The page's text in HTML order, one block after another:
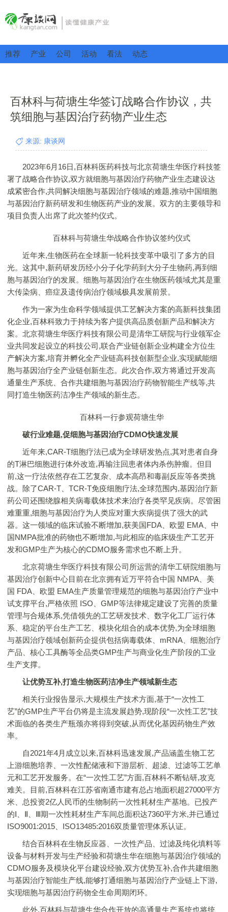
推荐 产业 公司 活动 看法 动态
百林科与荷塘生华签订战略合作协议，共
筑细胞与基因治疗药物产业生态
来源: 康谈网
2023年6月16日,百林科医药科技与北京荷塘生华医疗科技签
署了战略合作协议,双方就细胞与基因治疗药物产业生态建设达
成紧密合作,共同解决细胞与基因治疗领域的难题,推动中国细胞
与基因治疗新药研发和生物医药产业的发展。双方的主要领导和
项目负责人出席了此次签约仪式。
百林科与荷塘生华战略合作协议签约仪式
近年来,生物医药在全球新一轮科技变革中吸引了多方的目
光。这其中,新药研发历经小分子化学药到大分子生物药,再到细
胞与基因治疗的发展。细胞与基因治疗在生物医药领域尤其是重
大传染病、癌症及遗传病治疗领域极具发展前景。
作为一家为生命科学领域提供工艺解决方案的高新科技集团
化企业,百林科致力于持续为客户提供高品质创新产品和解决方
案。北京荷塘生华医疗科技有限公司是清华工研院与行业领军企
业共同发起设立的科技公司,联合产业链创新企业构建全方位生
产解决方案,培育并孵化全产业链高科技创新型企业,实现赋能细
胞与基因治疗全产业链创新生态。此次合作,双方将通过开发高
通量生产系统、合作共建细胞与基因治疗药物智能生产线等,共
同打造生物医药洁净生产领域的新生态。
百林科一行参观荷塘生华
破行业难题,促细胞与基因治疗CDMO快速发展
近年来,CAR-T细胞疗法已成为全球研发热点,其对患者自身
的T淋巴细胞进行体外改造,再输注回患者体内杀伤肿瘤。但目
前,这一疗法依然存在工艺复杂、成本高昂和毒副反应等各类挑
战。除了CAR-T、TCR-T免疫细胞疗法,全球范围内,基因治疗新
药公司还围绕腺相关病毒载体技术来治疗各类罕见疾病。尽管困
难重重,细胞与基因治疗为人类应对重大疾病提供了强大的武
器。这一领域的临床试验不断增加,获美国FDA、欧盟 EMA、中
国NMPA批准的药物也不断增加,与此相应的临床级生产工艺开
发和GMP生产为核心的CDMO服务需求也不断上升。
北京荷塘生华医疗科技有限公司所运营的清华工研院细胞与
基因治疗创新中心目前在北京拥有近万平符合中国 NMPA、美
国 FDA、欧盟 EMA生产质量管理规范的细胞与基因治疗产业中
试支撑平台,严格依照 ISO、GMP等法律规定建设了完善的质量
管理与合规体系,凭借领先的工艺研发技术、数字化工厂运行体
系、稳定的平台生产工艺、模块化组合的成本优势,为全球细胞
与基因治疗领域创新药企提供包括病毒载体、mRNA、细胞治疗
产品、核心工具酶等全品类GMP生产与商业化生产阶段的工业
生产支撑。
让优势互补,打造生物医药洁净生产领域新生态
相关行业报告显示,大规模生产技术方面,基于“一次性工
艺”的GMP生产平台仍将是主流发展趋势,现阶段“一次性工艺”技
术面临的各类生产瓶颈亦将得到突破,从而优化基因药物生产效
率。
自2021年4月成立以来,百林科迅速发展,产品涵盖生物工艺
上游细胞培养、一次性配储液和下游层析、超滤、过滤等工艺单
元和工艺开发服务。在“一次性工艺”方面,百林科不断钻研,攻克
难关。目前,百林科在江苏省南通市建有总占地面积超27000平方
米、总投资2亿人民币的生物制药一次性耗材生产基地。已投产
的Ⅰ、Ⅱ、Ⅲ期一次性耗材生产车间总面积达7360平方米,并已通过
ISO9001:2015、ISO13485:2016双质量管理体系认证。
结合百林科在生物反应器、一次性产品、过滤及纯化填料等
设备与材料开发与生产经验和荷塘生华在细胞与基因治疗领域的
CDMO服务及模块化平台建设经验,双方优势互补,合作共建细胞
与基因治疗智能生产线,能够打通细胞与基因治疗产业链上下游,
实现细胞与基因治疗药物全生命周期闭环。
此外,百林科与荷塘生华合作开放的高通量生产系统也将统